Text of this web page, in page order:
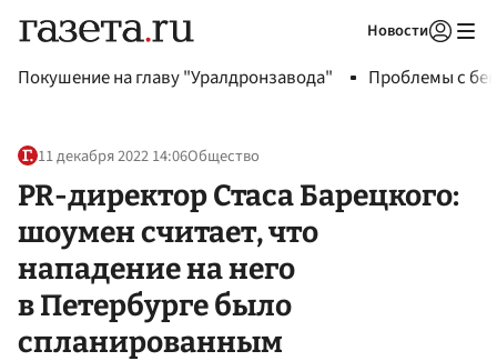
Новости
Покушение на главу "Уралдронзавода" Проблемы с
11 декабря 2022 14:06Общество
PR-директор Стаса Барецкого:
шоумен считает, что
нападение на него
в Петербурге было
спланированным